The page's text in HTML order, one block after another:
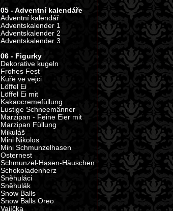
05 - Adventní kalendáře
Adventní kalendář
Adventskalender 1
Adventskalender 2
Adventskalender 3
06 - Figurky
Dekorative kugeln
Frohes Fest
Kuře ve vejci
Löffel Ei
Löffel Ei mit
Kakaocremefüllung
Lustige Schneemänner
Marzipan - Feine Eier mit
Marzipan Füllung
Mikuláš
Mini Nikolos
Mini Schmunzelhasen
Osternest
Schmunzel-Hasen-Häuschen
Schokoladenherz
Sněhuláci
Sněhulák
Snow Balls
Snow Balls Oreo
Vajíčka